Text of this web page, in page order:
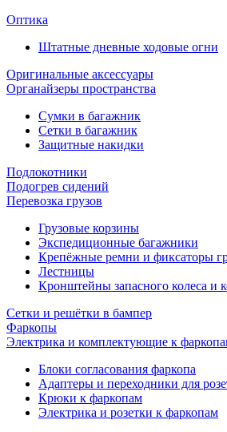
Оптика
Штатные дневные ходовые огни
Оригинальные аксессуары
Органайзеры пространства
Сумки в багажник
Сетки в багажник
Защитные накидки
Подлокотники
Подогрев сидений
Перевозка грузов
Грузовые корзины
Экспедиционные багажники
Крепёжные ремни и фиксаторы
Лестницы
Кронштейны запасного колеса и
Сетки и решётки в бампер
Фаркопы
Электрика и комплектующие к
Блоки согласования фаркопа
Адаптеры и переходники для
Крюки к фаркопам
Электрика и розетки к фаркопам